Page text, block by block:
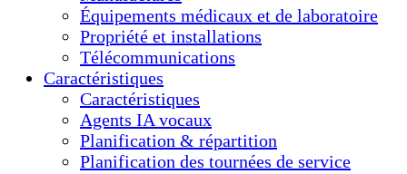
Équipements médicaux et de laboratoire
Propriété et installations
Télécommunications
Caractéristiques
Caractéristiques
Agents IA vocaux
Planification & répartition
Planification des tournées de service